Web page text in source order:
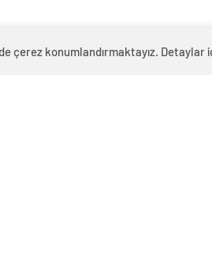
çerez konumlandırmaktayız. Detaylar